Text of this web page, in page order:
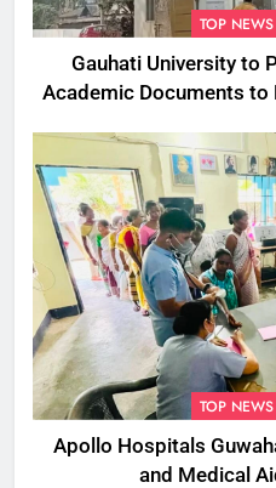
TOP
Gauhati University to
Academic Documents
TOP
Apollo Hospitals
and Medical